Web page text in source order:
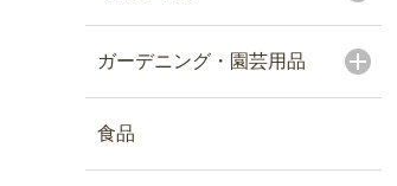
ガーデニング・園芸用品
食品